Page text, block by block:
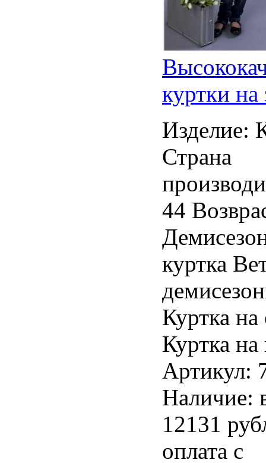
куртки
Изделие:
Страна
44
куртка
Куртка
Куртка
Артикул:
Наличие:
12131
оплата с